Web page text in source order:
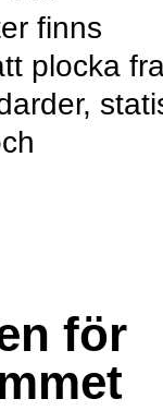
finns
plocka
för